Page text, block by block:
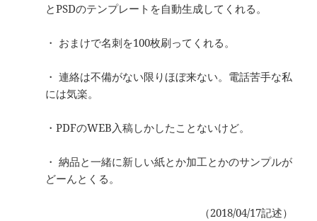
とPSDのテンプレートを自動生成してくれる。
・ おまけで名刺を100枚刷ってくれる。
・ 連絡は不備がない限りほぼ来ない。電話苦手な私
には気楽。
・PDFのWEB入稿しかしたことないけど。
・ 納品と一緒に新しい紙とか加工とかのサンプルが
どーんとくる。
（2018/04/17記述）